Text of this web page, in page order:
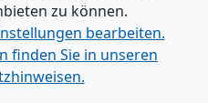
zu können.
bearbeiten.
finden Sie in unseren